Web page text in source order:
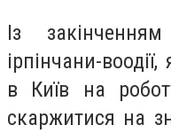
Із
ірпінчани-
в Київ на
скаржитися на